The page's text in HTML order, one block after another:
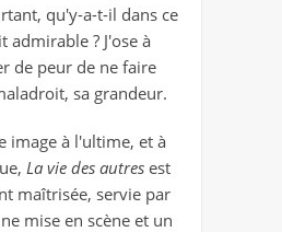
qu'y-a-t-il dans ce
admirable ? J'ose à
de peur de ne faire
sa grandeur.
image à l'ultime, et à
La vie des autres est
maîtrisée, servie par
mise en scène et un